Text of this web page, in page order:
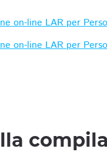
on-line LAR per
on-line LAR per